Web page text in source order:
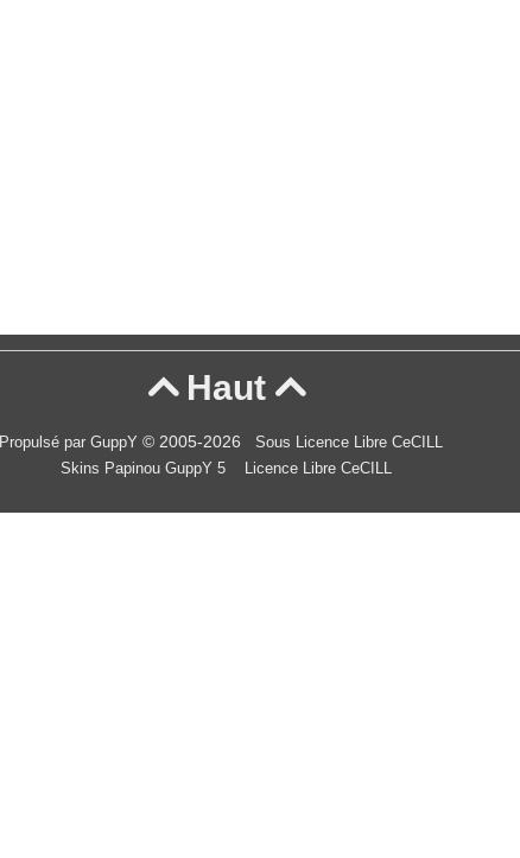
Haut 
Propulsé par GuppY © 2005-2026
Sous Licence Libre CeCILL
Skins Papinou GuppY 5
Licence Libre CeCILL